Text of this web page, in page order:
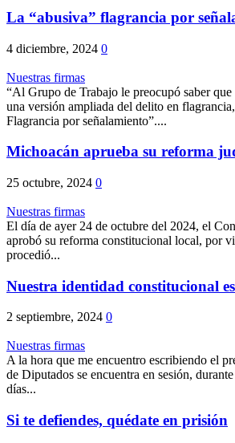
La “abusiva” flagrancia por
4 diciembre, 2024 0
Nuestras firmas
“Al Grupo de Trabajo le preocupó saber
una versión ampliada del delito en
Flagrancia por señalamiento”....
Michoacán aprueba su reforma
25 octubre, 2024 0
Nuestras firmas
El día de ayer 24 de octubre del 2024, el
aprobó su reforma constitucional local, por
procedió...
Nuestra identidad constitucional
2 septiembre, 2024 0
Nuestras firmas
A la hora que me encuentro escribiendo el
de Diputados se encuentra en sesión,
días...
Si te defiendes, quédate en prisión